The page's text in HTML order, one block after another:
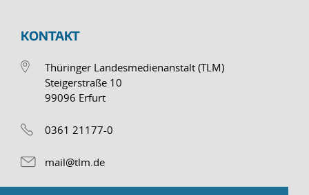
KONTAKT
Thüringer Landesmedienanstalt (TLM)
Steigerstraße 10
99096 Erfurt
0361 21177-0
mail@tlm.de